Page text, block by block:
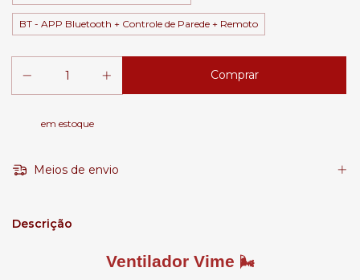
BT - APP Bluetooth + Controle de Parede + Remoto
em estoque
Meios de envio
Descrição
Ventilador Vime 🌬️